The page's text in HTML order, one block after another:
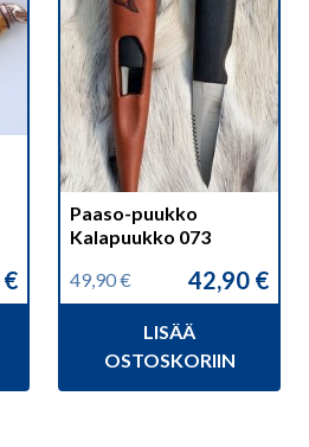
€
Paaso-puukko
Kalapuukko 073
49,90€
Alkuperäinen
49,90 €.
42,90 €
Nykyinen
42,90 €.
LISÄÄ
OSTOSKORIIN